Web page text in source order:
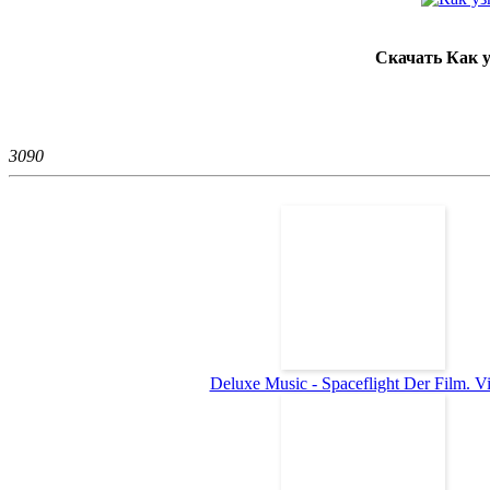
Скачать Как
3090
Deluxe Music - Spaceflight Der Film.